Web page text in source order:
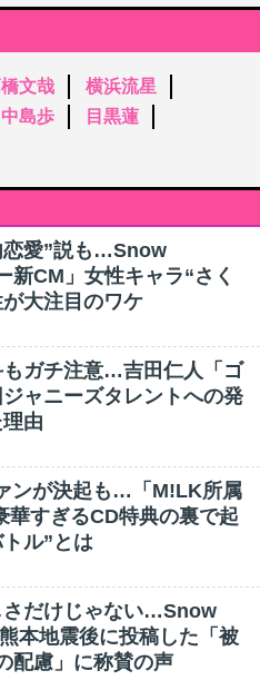
文哉
横浜流星
中島歩
目黒蓮
恋愛”説も…Snow
新CM」女性キャラ“さく
大注目のワケ
ガチ注意…吉田仁人「ゴ
ャニーズタレントへの発
由
ンが決起も…「M!LK所属
華すぎるCD特典の裏で起
ル”とは
さだけじゃない…Snow
本地震後に投稿した「被
配慮」に称賛の声